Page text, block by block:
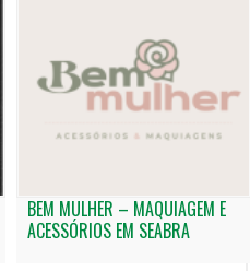
BEM MULHER – MAQUIAGEM E
ACESSÓRIOS EM SEABRA